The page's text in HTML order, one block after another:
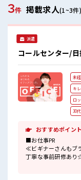
3件 掲載求人(1~3件)
派遣
コールセンター/
未
キ
ロ
30
おすすめポイント
■お仕事PR
≪ビギナーさんもブ
丁寧な事前研修あり